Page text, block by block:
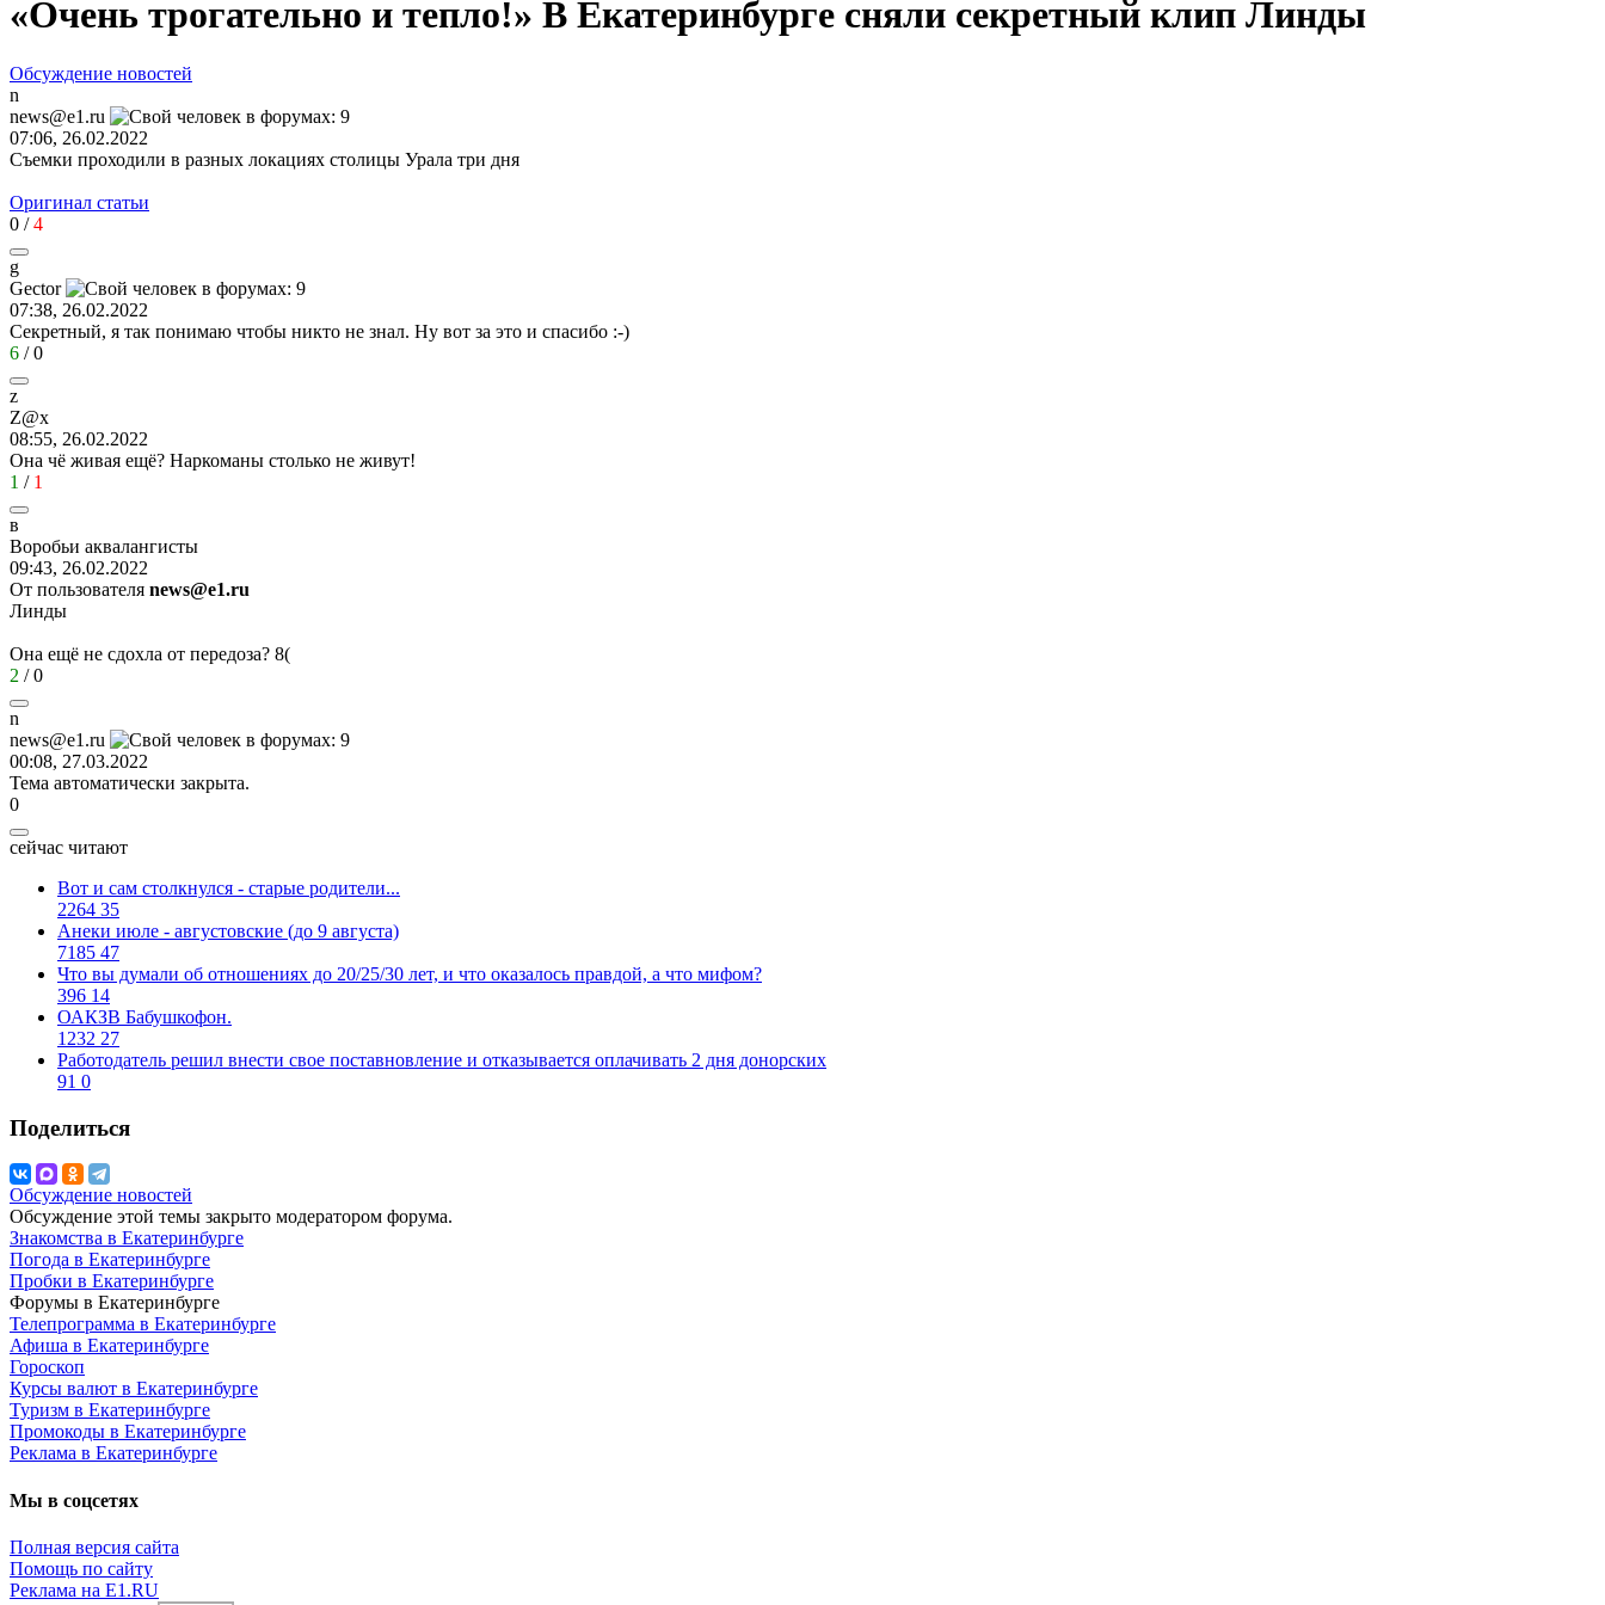
«Очень трогательно и тепло!» В Екатеринбурге сняли секретный клип Линды
Обсуждение новостей
n
news@e1.ru
07:06, 26.02.2022
Съемки проходили в разных локациях столицы Урала три дня
Оригинал статьи
0 /4
g
Gector
07:38, 26.02.2022
Секретный, я так понимаю чтобы никто не знал. Ну вот за это и спасибо :-)
6 /0
z
Z@x
08:55, 26.02.2022
Она чё живая ещё? Наркоманы столько не живут!
1 / 1
в
Воробьи аквалангисты
09:43, 26.02.2022
От пользователя news@e1.ru
Линды
Она ещё не сдохла от передоза? 8(
2 /0
n
news@e1.ru
00:08, 27.03.2022
Тема автоматически закрыта.
0
сейчас читают
Вот и сам столкнулся - старые родители...
2264 35
Анеки июле - августовские (до 9 августа)
7185 47
Что вы думали об отношениях до 20/25/30 лет, и что оказалось правдой, а что мифом?
396 14
ОАКЗВ Бабушкофон.
1232 27
Работодатель решил внести свое поставновление и отказывается оплачивать 2 дня донорских
91 0
Поделиться
Обсуждение новостей
Обсуждение этой темы закрыто модератором форума.
Знакомства в Екатеринбурге
Погода в Екатеринбурге
Пробки в Екатеринбурге
Форумы в Екатеринбурге
Телепрограмма в Екатеринбурге
Афиша в Екатеринбурге
Гороскоп
Курсы валют в Екатеринбурге
Туризм в Екатеринбурге
Промокоды в Екатеринбурге
Реклама в Екатеринбурге
Мы в соцсетях
Полная версия сайта
Помощь по сайту
Реклама на E1.RU